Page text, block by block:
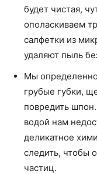
будет чистая,
ополаскиваем
салфетки из
удаляют пыль
Мы
грубые губки,
повредить
водой нам
деликатное
следить, чтобы
частиц.